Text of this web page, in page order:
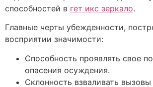
способностей в гет икс зеркало.
Главные черты убежденности,
восприятии значимости:
Способность проявлять свое
опасения осуждения.
Склонность взваливать